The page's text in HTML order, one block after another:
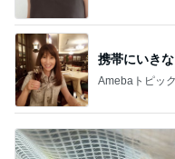
携帯にいき
Amebaトピッ